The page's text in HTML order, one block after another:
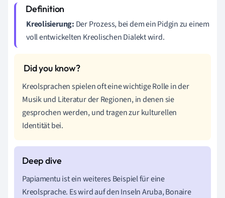
Kreolisierung: Der Prozess, bei dem ein Pidgin zu einem
voll entwickelten Kreolischen Dialekt wird.
Kreolsprachen spielen oft eine wichtige Rolle in der
Musik und Literatur der Regionen, in denen sie
gesprochen werden, und tragen zur kulturellen
Identität bei.
Papiamentu ist ein weiteres Beispiel für eine
Kreolsprache. Es wird auf den Inseln Aruba, Bonaire